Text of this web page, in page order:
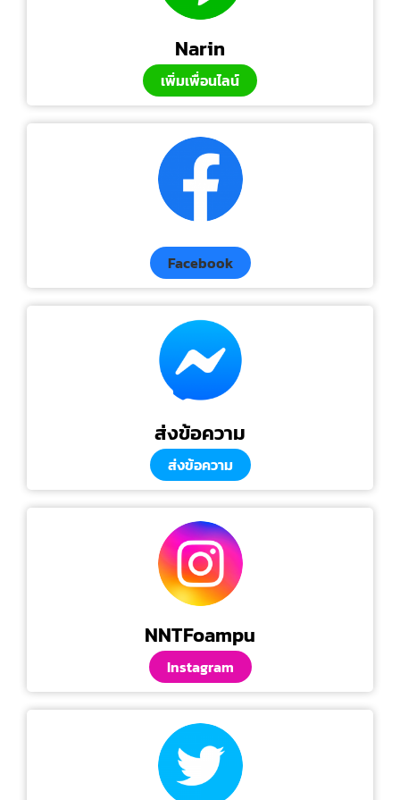
Narin
เพิ่มเพื่อนไลน์
Facebook
ส่งข้อความ
ส่งข้อความ
NNTFoampu
Instagram